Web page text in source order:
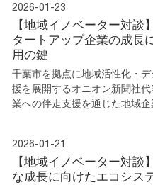
2026-01-23
【地域イノベーター対談
タートアップ企業の成長
用の鍵
千葉市を拠点に地域活性化・
援を展開するオニオン新聞社
業への伴走支援を通じた地域企
2026-01-21
【地域イノベーター対談
な成長に向けたエコシス